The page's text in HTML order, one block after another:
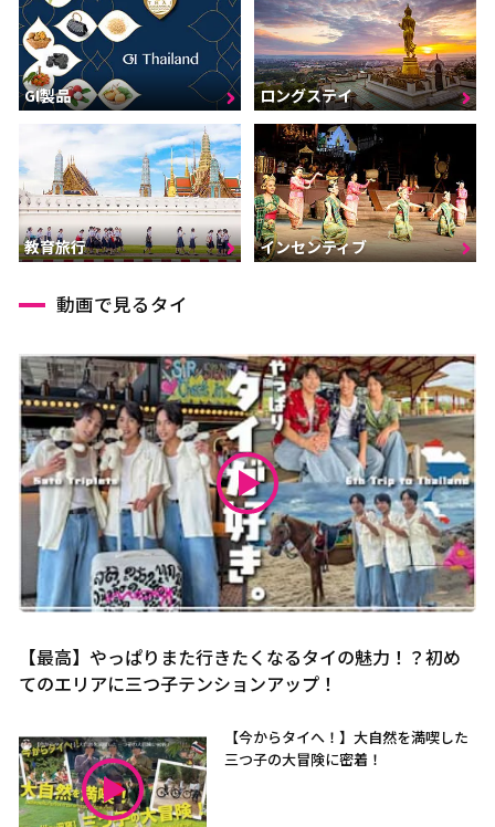
GI製品 ロングステイ
教育旅行 インセンティブ
動画で見るタイ
【最高】やっぱりまた行きたくなるタイの魅力！？初め
てのエリアに三つ子テンションアップ！
【今からタイへ！】大自然を満喫した
三つ子の大冒険に密着！